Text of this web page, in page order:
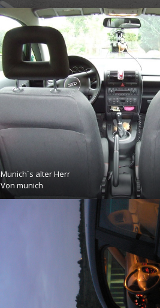
Munich´s alter Herr
Vonmunich